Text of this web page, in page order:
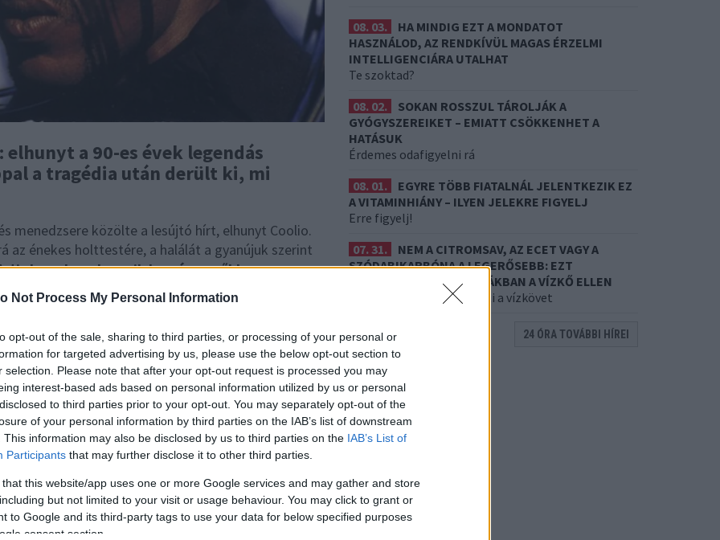
Not Process My Personal Information
opt-out of the sale, sharing to third parties, or processing of your personal or
for targeted advertising by us, please use the below opt-out section to
selection. Please note that after your opt-out request is processed you may
interest-based ads based on personal information utilized by us or personal
to third parties prior to your opt-out. You may separately opt-out of the
of your personal information by third parties on the IAB’s list of downstream
This information may also be disclosed by us to third parties on the IAB’s List of
Participants that may further disclose it to other third parties.
that this website/app uses one or more Google services and may gather and store
but not limited to your visit or usage behaviour. You may click to grant or
to Google and its third-party tags to use your data for below specified purposes
consent section.
a 90-es évek legendás
a tragédia után derült ki, mi
menedzsere közölte a lesújtó hírt, elhunyt Coolio.
az énekes holttestére, a halálát a gyanújuk szerint
Leon Ivey Jr egyik legnépszerűbb
1976-ban kiadott Pastime Paradise című
című film betétdalaként vált ismertté.
08. 03.
HA MINDIG EZT A MONDATOT
HASZNÁLOD, AZ RENDKÍVÜL MAGAS ÉRZELMI
INTELLIGENCIÁRA UTALHAT
Te szoktad?
08. 02.
SOKAN ROSSZUL TÁROLJÁK A
GYÓGYSZEREIKET – EMIATT CSÖKKENHET A
HATÁSUK
Érdemes odafigyelni rá
08. 01.
EGYRE TÖBB FIATALNÁL JELENTKEZIK EZ
A VITAMINHIÁNY – ILYEN JELEKRE FIGYELJ
Erre figyelj!
07. 31.
NEM A CITROMSAV, AZ ECET VAGY A
SZÓDABIKARBÓNA A LEGERŐSEBB: EZT
HASZNÁLJÁK A SZÁLLODÁKBAN A VÍZKŐ ELLEN
Ez a szer tényleg eltünteti a vízkövet
24 ÓRA TOVÁBBI HÍREI